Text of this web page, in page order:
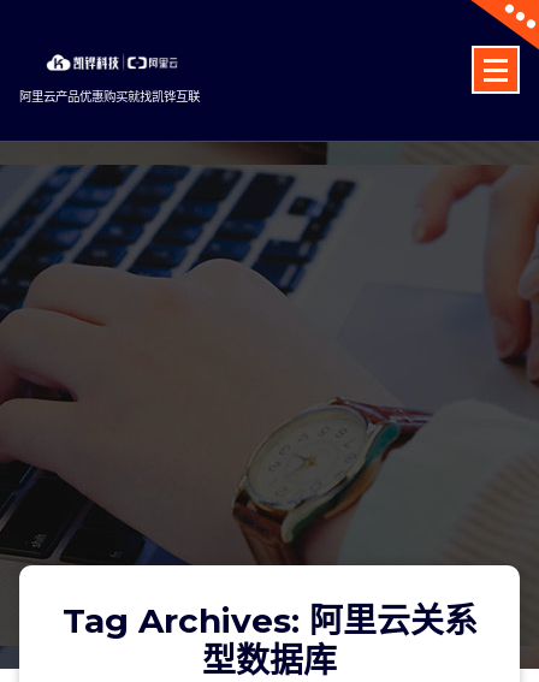
content
阿里云产品优惠购买就找凯铧互联
Tag Archives: 阿里云关系
型数据库